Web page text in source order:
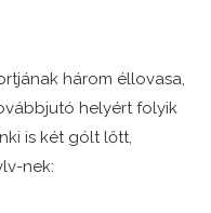
három éllovasa,
helyért folyik
is két gólt lőtt,
nek: